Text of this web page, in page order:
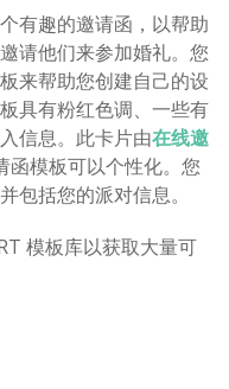
有趣的邀请函，以帮助
请他们来参加婚礼。您
来帮助您创建自己的设
具有粉红色调、一些有
信息。此卡片由在线邀
函模板可以个性化。您
包括您的派对信息。
模板库以获取大量可